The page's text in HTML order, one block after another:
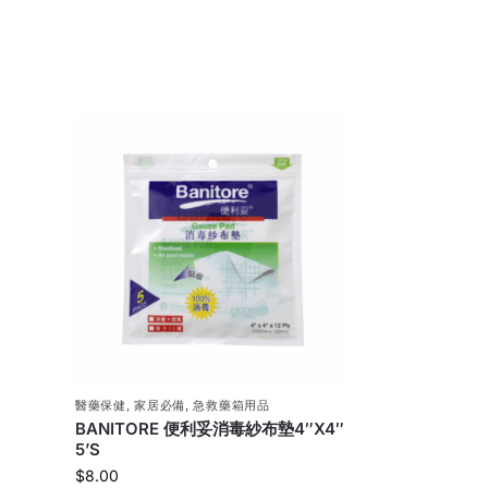
醫藥保健 ,家居必備 ,急救藥箱用品
BANITORE 便利妥消毒紗布墊4″X4″
5’S
$8.00